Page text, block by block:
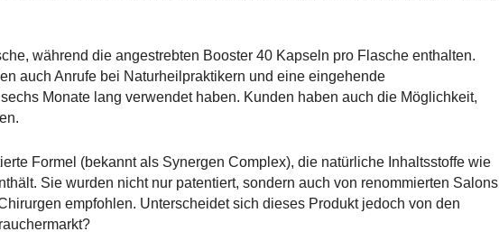
während die angestrebten Booster 40 Kapseln pro Flasche enthalten.
auch Anrufe bei Naturheilpraktikern und eine eingehende
Monate lang verwendet haben. Kunden haben auch die Möglichkeit,
Formel (bekannt als Synergen Complex), die natürliche Inhaltsstoffe wie
Sie wurden nicht nur patentiert, sondern auch von renommierten Salons
empfohlen. Unterscheidet sich dieses Produkt jedoch von den